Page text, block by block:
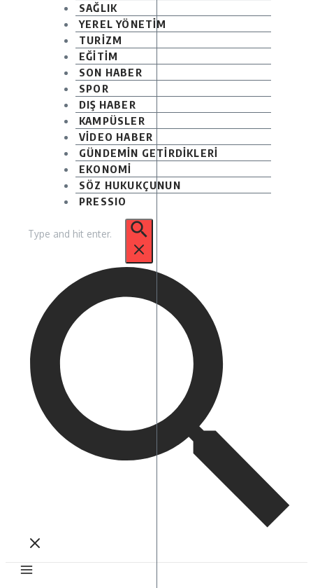
SAĞLIK
YEREL YÖNETİM
TURİZM
EĞİTİM
SON HABER
SPOR
DIŞ HABER
KAMPÜSLER
VİDEO HABER
GÜNDEMİN GETİRDİKLERİ
EKONOMİ
SÖZ HUKUKÇUNUN
PRESSIO